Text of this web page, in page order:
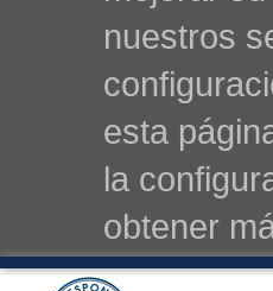
nuestros
esta
la
obtener